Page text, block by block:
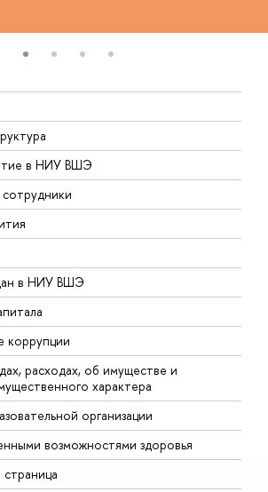
в НИУ ВШЭ
в НИУ ВШЭ
коррупции
расходах, об имуществе и
характера
организации
возможностями здоровья